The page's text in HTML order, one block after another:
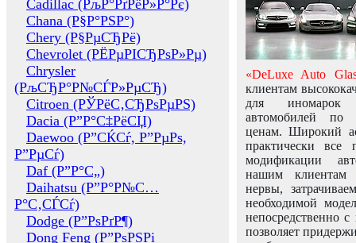
Cadillac (РљР°РґРёР»Р°Рє)
Chana (Р§Р°РЅР°)
Chery (Р§РµСЂРё)
Chevrolet (РЁРµРІСЂРѕР»Рµ)
Chrysler
(РљСЂР°Р№СЃР»РµСЂ)
Citroen (РЎРёС‚СЂРѕРµРЅ)
Dacia (Р”Р°С‡РёСЏ)
Daewoo (Р”СЌСѓ, Р”РµРѕ,
Р”РµСѓ)
Daf (Р”Р°С„)
Daihatsu (Р”Р°Р№С…
Р°С‚СЃСѓ)
Dodge (Р”РѕРґР¶)
Dong Feng (Р”РѕРЅРі
«DeLuxe Auto
клиентам
для иномарок
автомобилей
ценам. Широкий
практически все
модификации
нашим клиентам
нервы,
необходимой
непосредственно
позволяет